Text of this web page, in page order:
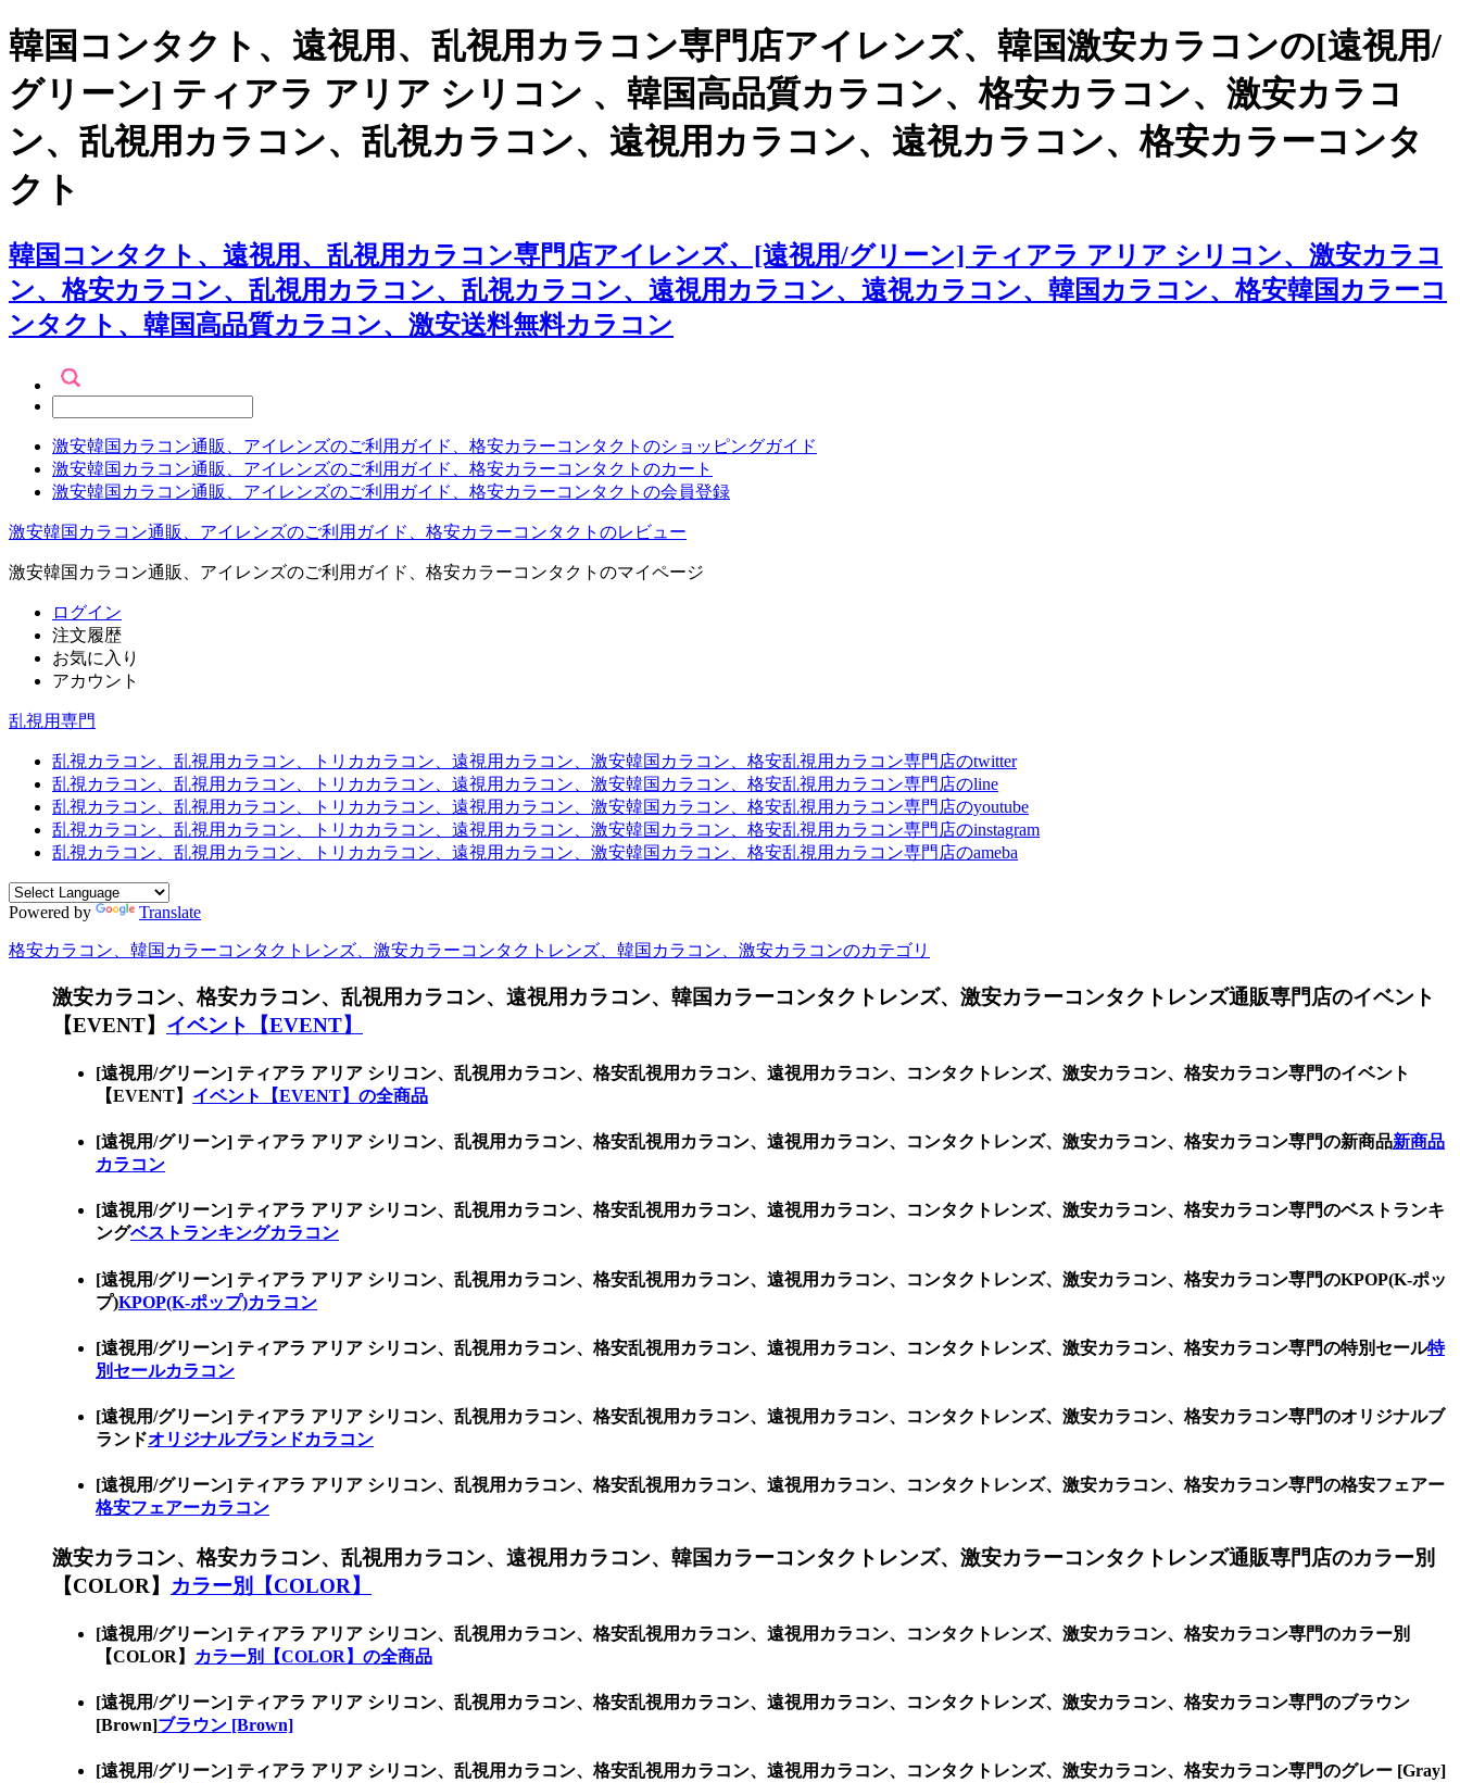
韓国コンタクト、遠視用、乱視用カラコン専門店アイレンズ、韓国激安カラコンの[遠視用/
グリーン] ティアラ アリア シリコン 、韓国高品質カラコン、格安カラコン、激安カラコ
ン、乱視用カラコン、乱視カラコン、遠視用カラコン、遠視カラコン、格安カラーコンタ
クト
韓国コンタクト、遠視用、乱視用カラコン専門店アイレンズ、[遠視用/グリーン] ティアラ アリア シリコン、激安カラコ
ン、格安カラコン、乱視用カラコン、乱視カラコン、遠視用カラコン、遠視カラコン、韓国カラコン、格安韓国カラーコ
ンタクト、韓国高品質カラコン、激安送料無料カラコン
激安韓国カラコン通販、アイレンズのご利用ガイド、格安カラーコンタクトのショッピングガイド
激安韓国カラコン通販、アイレンズのご利用ガイド、格安カラーコンタクトのカート
激安韓国カラコン通販、アイレンズのご利用ガイド、格安カラーコンタクトの会員登録
激安韓国カラコン通販、アイレンズのご利用ガイド、格安カラーコンタクトのレビュー
激安韓国カラコン通販、アイレンズのご利用ガイド、格安カラーコンタクトのマイページ
ログイン
注文履歴
お気に入り
アカウント
乱視用専門
乱視カラコン、乱視用カラコン、トリカカラコン、遠視用カラコン、激安韓国カラコン、格安乱視用カラコン専門店のtwitter
乱視カラコン、乱視用カラコン、トリカカラコン、遠視用カラコン、激安韓国カラコン、格安乱視用カラコン専門店のline
乱視カラコン、乱視用カラコン、トリカカラコン、遠視用カラコン、激安韓国カラコン、格安乱視用カラコン専門店のyoutube
乱視カラコン、乱視用カラコン、トリカカラコン、遠視用カラコン、激安韓国カラコン、格安乱視用カラコン専門店のinstagram
乱視カラコン、乱視用カラコン、トリカカラコン、遠視用カラコン、激安韓国カラコン、格安乱視用カラコン専門店のameba
Powered by Translate
格安カラコン、韓国カラーコンタクトレンズ、激安カラーコンタクトレンズ、韓国カラコン、激安カラコンのカテゴリ
激安カラコン、格安カラコン、乱視用カラコン、遠視用カラコン、韓国カラーコンタクトレンズ、激安カラーコンタクトレンズ通販専門店のイベント
【EVENT】 イベント【EVENT】
[遠視用/グリーン] ティアラ アリア シリコン、乱視用カラコン、格安乱視用カラコン、遠視用カラコン、コンタクトレンズ、激安カラコン、格安カラコン専門のイベント
【EVENT】 イベント【EVENT】の全商品
[遠視用/グリーン] ティアラ アリア シリコン、乱視用カラコン、格安乱視用カラコン、遠視用カラコン、コンタクトレンズ、激安カラコン、格安カラコン専門の新商品新商品
カラコン
[遠視用/グリーン] ティアラ アリア シリコン、乱視用カラコン、格安乱視用カラコン、遠視用カラコン、コンタクトレンズ、激安カラコン、格安カラコン専門のベストランキ
ングベストランキングカラコン
[遠視用/グリーン] ティアラ アリア シリコン、乱視用カラコン、格安乱視用カラコン、遠視用カラコン、コンタクトレンズ、激安カラコン、格安カラコン専門のKPOP(K-ポッ
プ)KPOP(K-ポップ)カラコン
[遠視用/グリーン] ティアラ アリア シリコン、乱視用カラコン、格安乱視用カラコン、遠視用カラコン、コンタクトレンズ、激安カラコン、格安カラコン専門の特別セール特
別セールカラコン
[遠視用/グリーン] ティアラ アリア シリコン、乱視用カラコン、格安乱視用カラコン、遠視用カラコン、コンタクトレンズ、激安カラコン、格安カラコン専門のオリジナルブ
ランドオリジナルブランドカラコン
[遠視用/グリーン] ティアラ アリア シリコン、乱視用カラコン、格安乱視用カラコン、遠視用カラコン、コンタクトレンズ、激安カラコン、格安カラコン専門の格安フェアー
格安フェアーカラコン
激安カラコン、格安カラコン、乱視用カラコン、遠視用カラコン、韓国カラーコンタクトレンズ、激安カラーコンタクトレンズ通販専門店のカラー別
【COLOR】 カラー別【COLOR】
[遠視用/グリーン] ティアラ アリア シリコン、乱視用カラコン、格安乱視用カラコン、遠視用カラコン、コンタクトレンズ、激安カラコン、格安カラコン専門のカラー別
【COLOR】
カラー別【COLOR】の全商品
[遠視用/グリーン] ティアラ アリア シリコン、乱視用カラコン、格安乱視用カラコン、遠視用カラコン、コンタクトレンズ、激安カラコン、格安カラコン専門のブラウン
[Brown]ブラウン [Brown]
[遠視用/グリーン] ティアラ アリア シリコン、乱視用カラコン、格安乱視用カラコン、遠視用カラコン、コンタクトレンズ、激安カラコン、格安カラコン専門のグレー [Gray]